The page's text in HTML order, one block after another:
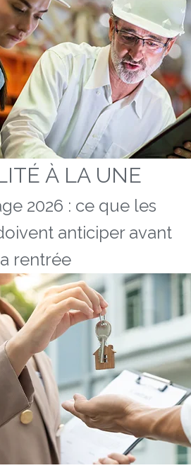
À LA UNE
2026 : ce que les
anticiper avant
rentrée